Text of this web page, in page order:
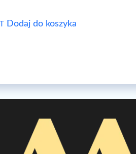
Dodaj do koszyka